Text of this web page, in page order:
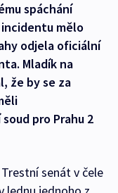
spáchání
mělo
odjela oficiální
Mladík na
že by se za
pro Prahu 2
senát v čele